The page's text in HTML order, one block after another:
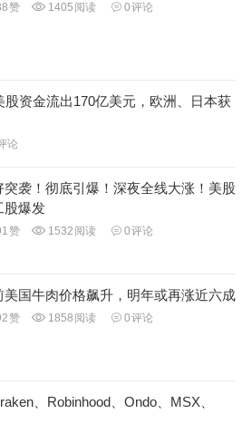
赞 1405 阅读 0评论
资金流出170亿美元，欧洲、日本获
论
突袭！彻底引爆！深夜全线大涨！美股
股爆发
赞 1532 阅读 0评论
美国牛肉价格飙升，明年或再涨近六成
赞 1858 阅读 0评论
、Robinhood、Ondo、MSX、